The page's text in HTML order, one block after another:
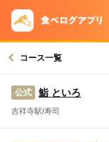
コース一覧
公式 鮨 といろ
吉祥寺駅/寿司
戻る